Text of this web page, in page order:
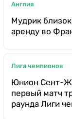
Англия
Мудрик
аренду во
Лига чемпионов
Юнион Сент-
первый матч
раунда Лиги